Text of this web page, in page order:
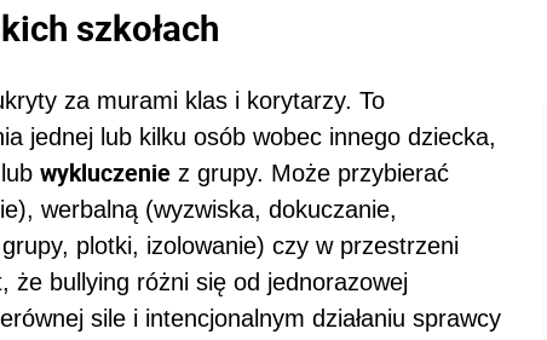
szkołach
za murami klas i korytarzy. To
jednej lub kilku osób wobec innego dziecka,
lub wykluczenie z grupy. Może przybierać
werbalną (wyzwiska, dokuczanie,
plotki, izolowanie) czy w przestrzeni
że bullying różni się od jednorazowej
sile i intencjonalnym działaniu sprawcy